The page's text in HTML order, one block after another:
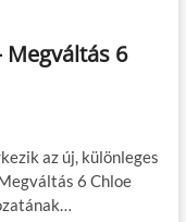
Megváltás 6
az új, különleges
6 Chloe